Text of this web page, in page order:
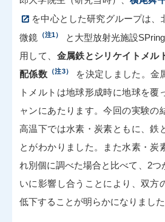
を中心とした研究グループは、
微鏡 （注1） と大型放射光施設
用して、 金属鉄とシリケイトメル
配係数 （注3）
を決定しました。金
トメルトは地球形成時に地球を覆
ャンにあたります。今回の実験の
高温下では水素・炭素ともに、鉄
とがわかりました。また水素・炭
れ別個に調べた場合と比べて、2つ
いに影響し合うことにより、双方
低下することが明らかになりました